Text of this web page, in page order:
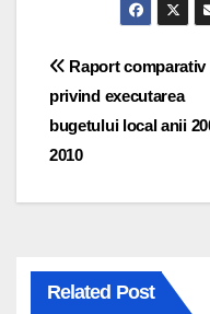
Navigare
în
articole
Raport comparativ
privind executarea
bugetului local anii
2010
Related Post